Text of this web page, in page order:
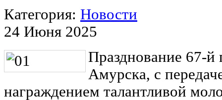
Категория: Новости
24 Июня 2025
Празднование 67-й
Амурска, с
награждением талантливой